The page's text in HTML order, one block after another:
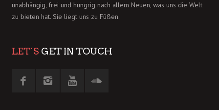
unabhängig, frei und hungrig nach allem Neuen, was uns die Welt
zu bieten hat. Sie liegt uns zu Füßen.
LET´S GET IN TOUCH